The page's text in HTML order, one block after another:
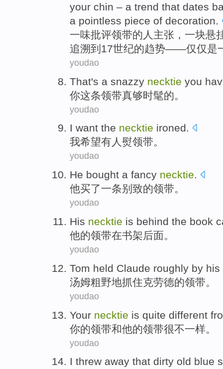
your chin – a trend that dates
a pointless piece of decoration.
一味批评领带的 人 主张 ， 一块悬
追溯到 17世纪的趋势——仅仅是
youdao
That's a snazzy necktie you
你这条领带真够时髦的 。
youdao
I want the necktie ironed.
我希望有人 熨领带。
youdao
He bought a fancy necktie.
他买了一条别致的领带。
youdao
His necktie is behind the book
他的领带在书架后面。
youdao
Tom held Claude roughly by his
汤姆粗野地抓住克劳德的领带。
youdao
Your necktie is quite different
你的领带和他的领带很不一样。
youdao
I threw away that dirty old blue